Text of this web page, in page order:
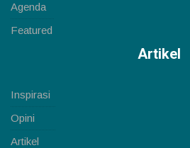
Agenda
Featured
Artikel
Inspirasi
Opini
Artikel